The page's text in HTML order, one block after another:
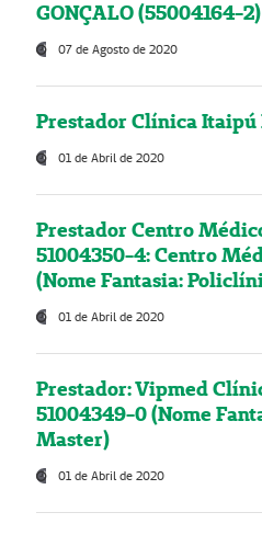
GONÇALO (55004164-2)
07 de Agosto de 2020
Prestador Clínica Itaipú
01 de Abril de 2020
Prestador Centro
51004350-4: Centro
(Nome Fantasia:
01 de Abril de 2020
Prestador: Vipmed
51004349-0 (Nome
Master)
01 de Abril de 2020